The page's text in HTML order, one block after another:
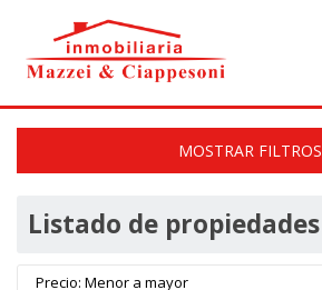
MOSTRAR FILTROS
Listado de propiedades